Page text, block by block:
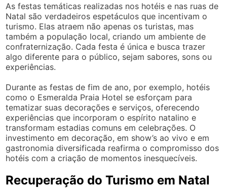
As festas temáticas realizadas nos hotéis e nas ruas de
Natal são verdadeiros espetáculos que incentivam o
turismo. Elas atraem não apenas os turistas, mas
também a população local, criando um ambiente de
confraternização. Cada festa é única e busca trazer
algo diferente para o público, sejam sabores, sons ou
experiências.
Durante as festas de fim de ano, por exemplo, hotéis
como o Esmeralda Praia Hotel se esforçam para
tematizar suas decorações e serviços, oferecendo
experiências que incorporam o espírito natalino e
transformam estadias comuns em celebrações. O
investimento em decoração, em show’s ao vivo e em
gastronomia diversificada reafirma o compromisso dos
hotéis com a criação de momentos inesquecíveis.
Recuperação do Turismo em Natal